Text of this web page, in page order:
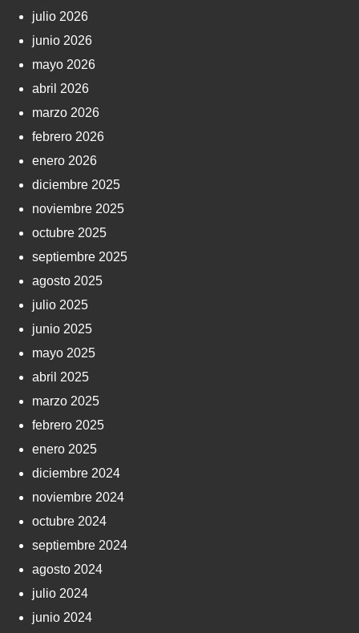
julio 2026
junio 2026
mayo 2026
abril 2026
marzo 2026
febrero 2026
enero 2026
diciembre 2025
noviembre 2025
octubre 2025
septiembre 2025
agosto 2025
julio 2025
junio 2025
mayo 2025
abril 2025
marzo 2025
febrero 2025
enero 2025
diciembre 2024
noviembre 2024
octubre 2024
septiembre 2024
agosto 2024
julio 2024
junio 2024